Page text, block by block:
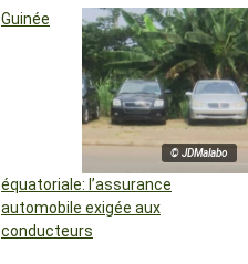
© JDMalabo
Guinée
équatoriale: l’assurance
automobile exigée aux
conducteurs